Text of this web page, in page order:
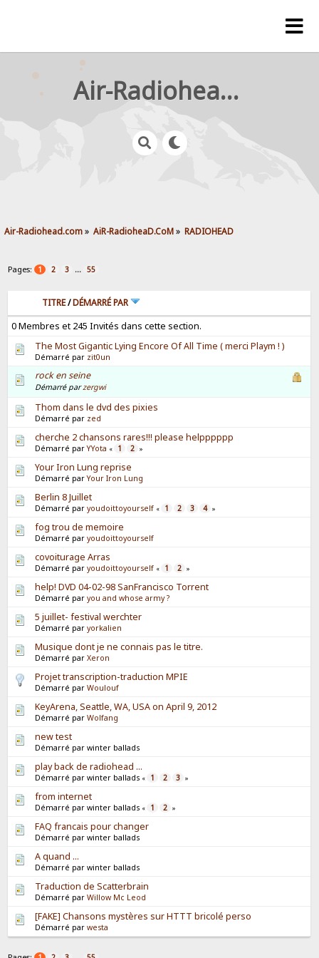
Air-Radiohead.com
Air-Radiohead.com» AiR-RadioheaD.CoM» RADIOHEAD
Pages: 1 2 3 ... 55
TITRE/DÉMARRÉ PAR
0 Membres et 245 Invités dans cette section.
The Most Gigantic Lying Encore Of All Time ( merci Playm ! )
Démarré par zit0un
rock en seine
Démarré parzergwi
Thom dans le dvd des pixies
Démarré par zed
cherche 2 chansons rares!!! please helpppppp
Démarré parYYota « 1 2 »
Your Iron Lung reprise
Démarré parYour Iron Lung
Berlin 8 Juillet
Démarré paryoudoittoyourself « 1 2 3 4 »
fog trou de memoire
Démarré paryoudoittoyourself
covoiturage Arras
Démarré paryoudoittoyourself « 1 2 »
help! DVD 04-02-98 SanFrancisco Torrent
Démarré paryou and whose army ?
5 juillet- festival werchter
Démarré paryorkalien
Musique dont je ne connais pas le titre.
Démarré parXeron
Projet transcription-traduction MPIE
Démarré parWoulouf
KeyArena, Seattle, WA, USA on April 9, 2012
Démarré parWolfang
new test
Démarré par winter ballads
play back de radiohead ...
Démarré par winter ballads « 1 2 3 »
from internet
Démarré par winter ballads « 1 2 »
FAQ francais pour changer
Démarré par winter ballads
A quand ...
Démarré par winter ballads
Traduction de Scatterbrain
Démarré parWillow Mc Leod
[FAKE] Chansons mystères sur HTTT bricolé perso
Démarré parwesta